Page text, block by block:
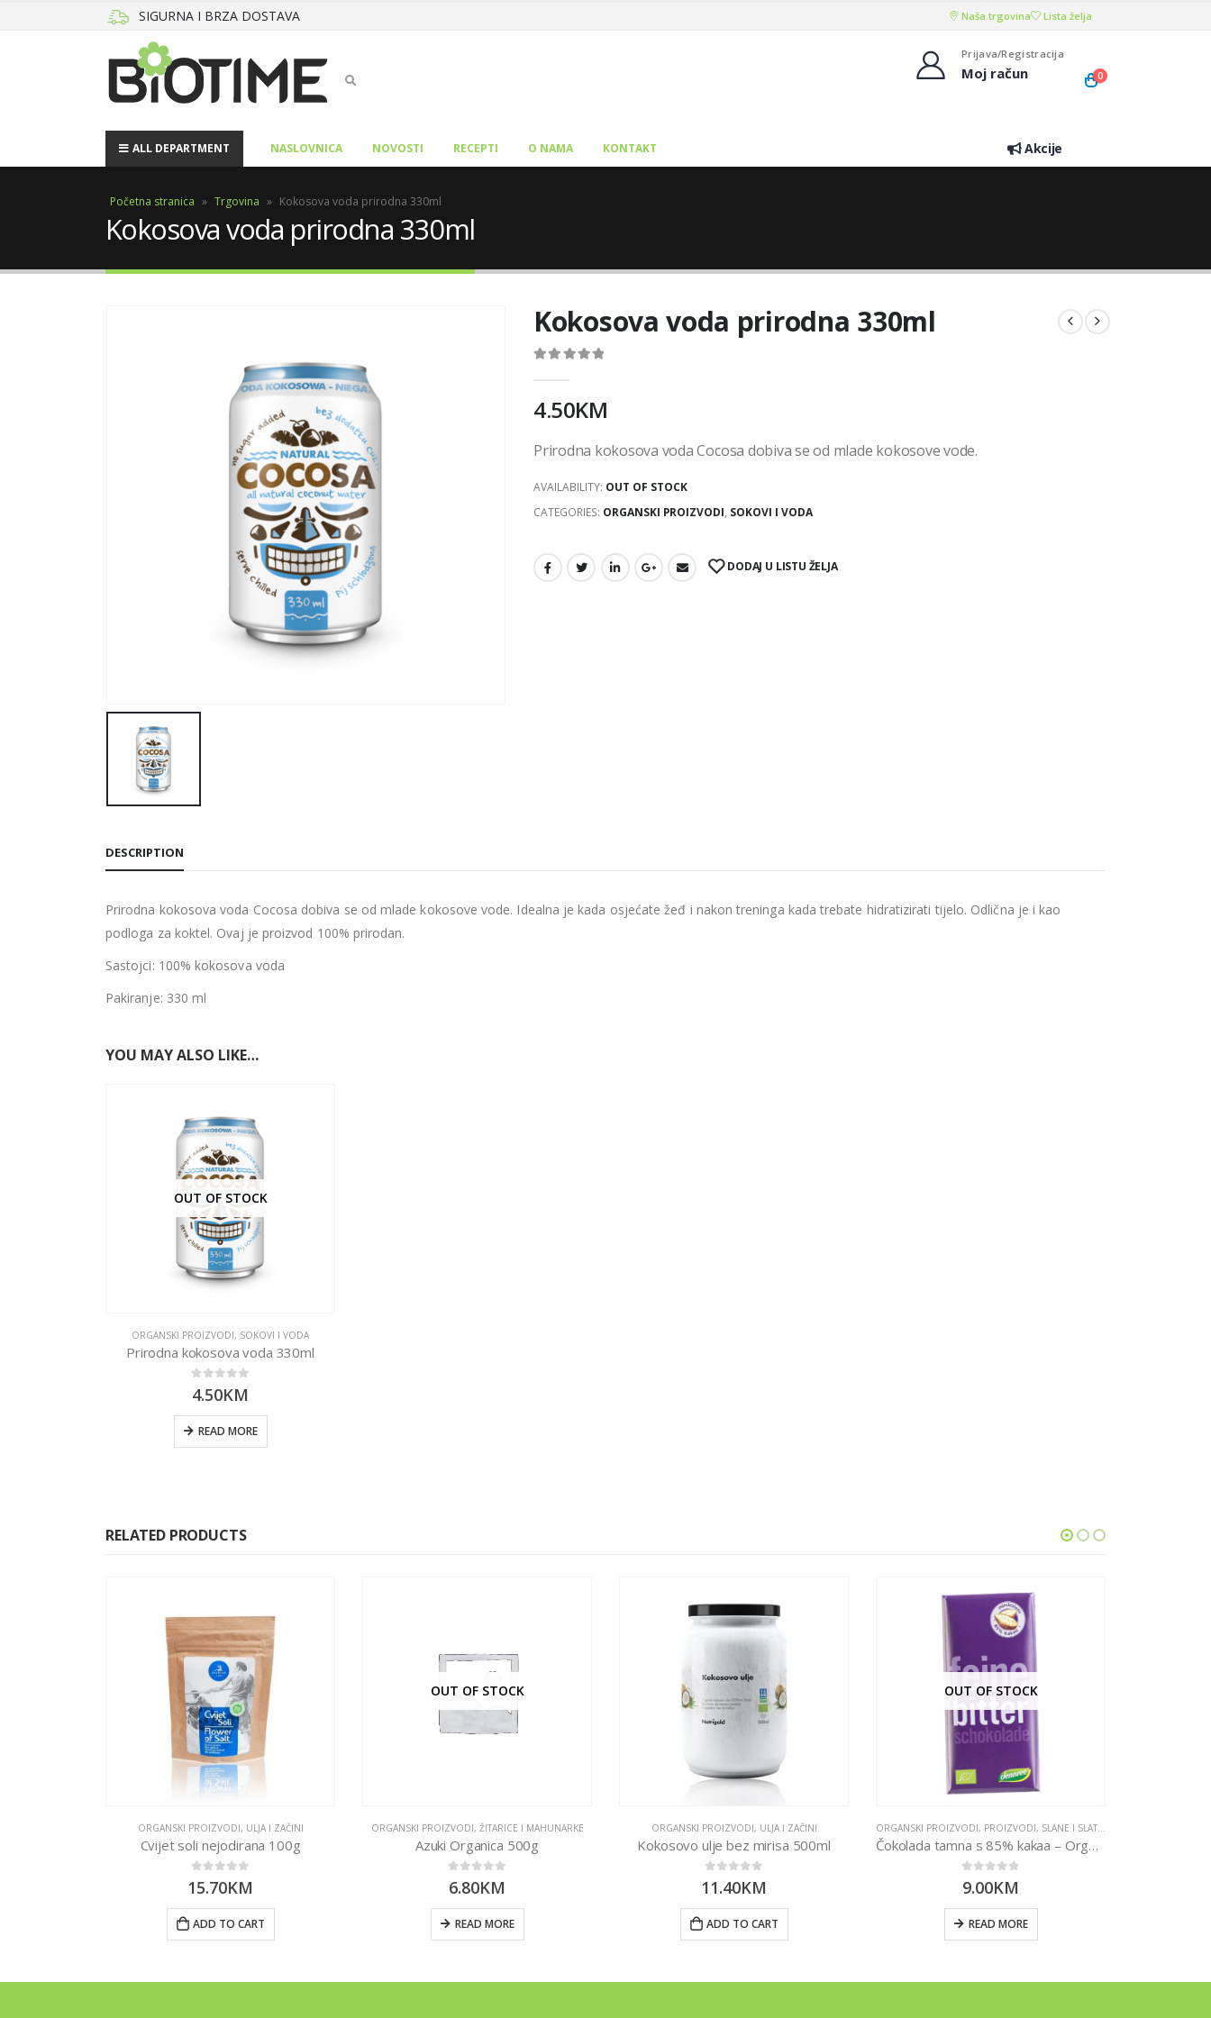
SIGURNA I BRZA DOSTAVA Naša trgovina Lista želja
Prijava/Registracija
Moj račun 0
ALL DEPARTMENT NASLOVNICA NOVOSTI RECEPTI O NAMA KONTAKT Akcije
Početna stranica » Trgovina » Kokosova voda prirodna 330ml
Kokosova voda prirodna 330ml
Kokosova voda prirodna 330ml
4.50KM
Prirodna kokosova voda Cocosa dobiva se od mlade kokosove vode.
AVAILABILITY: OUT OF STOCK
CATEGORIES: ORGANSKI PROIZVODI, SOKOVI I VODA
DODAJ U LISTU ŽELJA
DESCRIPTION
Prirodna kokosova voda Cocosa dobiva se od mlade kokosove vode. Idealna je kada osjećate žeđ i nakon treninga kada trebate hidratizirati tijelo. Odlična je i kao
podloga za koktel. Ovaj je proizvod 100% prirodan.
Sastojci: 100% kokosova voda
Pakiranje: 330 ml
YOU MAY ALSO LIKE…
OUT OF STOCK
ORGANSKI PROIZVODI, SOKOVI I VODA
Prirodna kokosova voda 330ml
out of 5
4.50KM
READ MORE
RELATED PRODUCTS
ORGANSKI PROIZVODI, ULJA I ZAČINI
Cvijet soli nejodirana 100g
0 out of 5
15.70KM
ADD TO CART
OUT OF STOCK
ORGANSKI PROIZVODI, ŽITARICE I MAHUNARKE
Azuki Organica 500g
0out of 5
6.80KM
READ MORE
ORGANSKI PROIZVODI, ULJA I ZAČINI
Kokosovo ulje bez mirisa 500ml
0 out of 5
11.40KM
ADD TO CART
OUT OF STOCK
ORGANSKI PROIZVODI, PROIZVODI, SLANE I SLATKE GRICKALICE
Čokolada tamna s 85% kakaa – Organska 100g Dennree
0out of 5
9.00KM
READ MORE